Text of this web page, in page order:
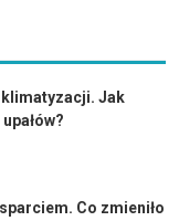
klimatyzacji. Jak
Co zmieniło